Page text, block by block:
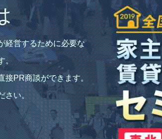
経営するために必要な
。
接PR商談ができます。
さい。